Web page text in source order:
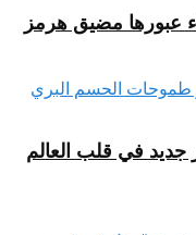
عبورها مضيق هرمز
جديد في قلب العالم